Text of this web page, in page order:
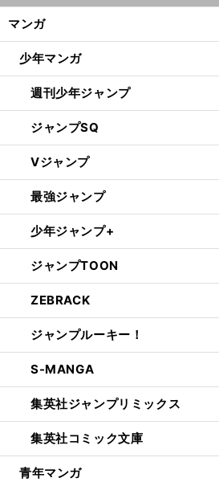
マンガ
少年マンガ
週刊少年ジャンプ
ジャンプSQ
Vジャンプ
最強ジャンプ
少年ジャンプ+
ジャンプTOON
ZEBRACK
ジャンプルーキー！
S-MANGA
集英社ジャンプリミックス
集英社コミック文庫
青年マンガ